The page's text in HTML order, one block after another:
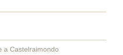
a Castelraimondo